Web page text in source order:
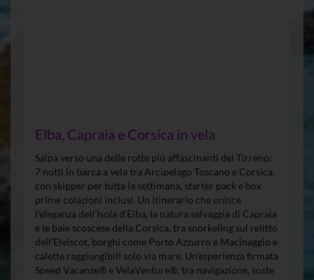
Elba, Capraia e Corsica in vela
Salpa verso una delle rotte più affascinanti del Tirreno:
7 notti in barca a vela tra Arcipelago Toscano e Corsica,
con skipper per tutta la settimana, starter pack e box
prime colazioni inclusi. Un itinerario che unisce
l’eleganza dell’Isola d’Elba, la natura selvaggia di Capraia
e le baie scoscese della Corsica, tra snorkeling sul relitto
dell’Elviscot, borghi come Porto Azzurro e Macinaggio e
calette raggiungibili solo via mare. Un’esperienza firmata
Speed Vacanze® e VelaVenture®, tra navigazione, soste